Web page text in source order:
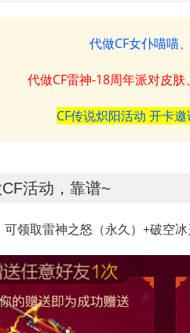
代做CF女仆喵喵
代做CF雷神-18周年派对皮
CF传说炽阳活动 开卡
活动，靠谱~
可领取雷神之怒（永久）+破空